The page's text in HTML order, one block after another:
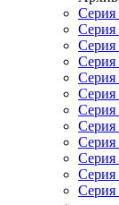
Серия
Серия
Серия
Серия
Серия
Серия
Серия
Серия
Серия
Серия
Серия